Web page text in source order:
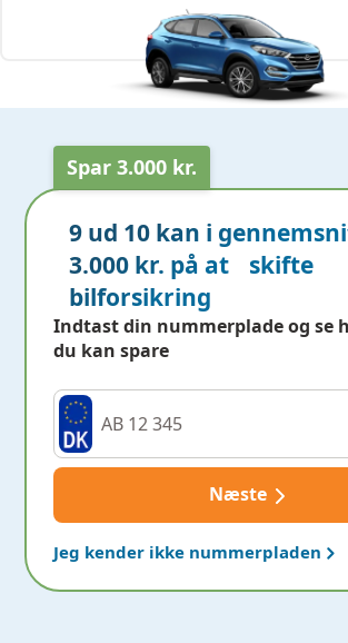
Spar 3.000 kr.
9 ud 10 kan i
3.000 kr. på at skifte
bilforsikring
Indtast din nummerplade og se
du kan spare
Næste
Jeg kender ikke nummerpladen